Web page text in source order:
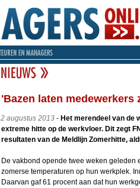
'Bazen laten medewerkers
2 augustus 2013- Het merendeel van de
extreme hitte op de werkvloer. Dit zegt
resultaten van de Meldlijn Zomerhitte,
De vakbond opende twee weken
zomerse temperaturen op hun werkplek.
Daarvan gaf 61 procent aan dat hun